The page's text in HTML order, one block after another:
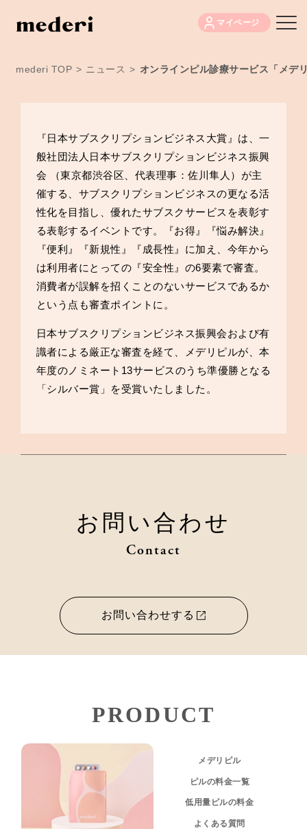
マイページ
mederi TOP > ニュース > オンラインピル診療サービス「メデ
『日本サブスクリプションビジネス大賞』は、一
般社団法人日本サブスクリプションビジネス振興
会 （東京都渋谷区、代表理事：佐川隼人）が主
催する、サブスクリプションビジネスの更なる活
性化を目指し、優れたサブスクサービスを表彰す
る表彰するイベントです。『お得』『悩み解決』
『便利』『新規性』『成長性』に加え、今年から
は利用者にとっての『安全性』の6要素で審査。
消費者が誤解を招くことのないサービスであるか
という点も審査ポイントに。
日本サブスクリプションビジネス振興会および有
識者による厳正な審査を経て、メデリピルが、本
年度のノミネート13サービスのうち準優勝となる
「シルバー賞」を受賞いたしました。
お問い合わせ
Contact
お問い合わせする
PRODUCT
メデリピル
ピルの料金一覧
低用量ピルの料金
よくある質問